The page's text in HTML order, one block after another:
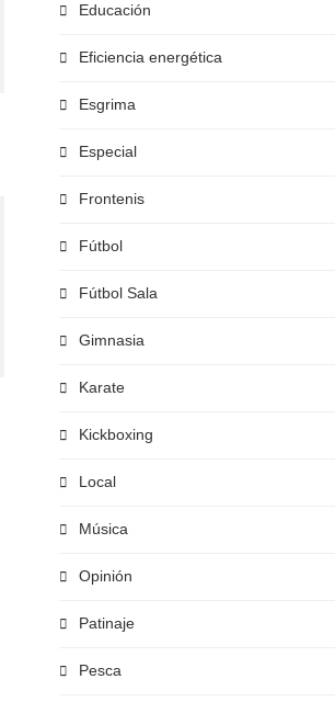
Educación
Eficiencia energética
Esgrima
Especial
Frontenis
Fútbol
Fútbol Sala
Gimnasia
Karate
Kickboxing
Local
Música
Opinión
Patinaje
Pesca